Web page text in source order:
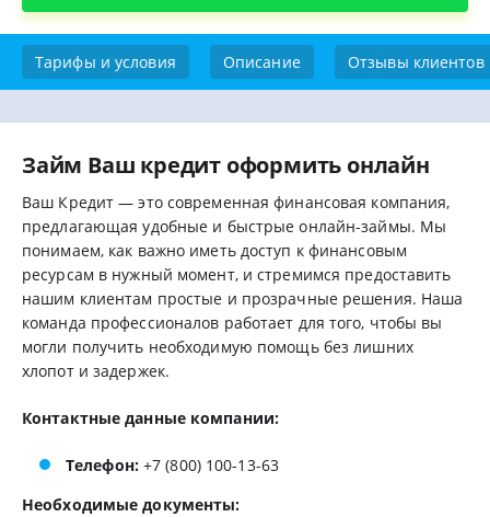
Тарифы и условия Описание Отзывы клиентов
Займ Ваш кредит оформить онлайн
Ваш Кредит — это современная финансовая компания,
предлагающая удобные и быстрые онлайн-займы. Мы
понимаем, как важно иметь доступ к финансовым
ресурсам в нужный момент, и стремимся предоставить
нашим клиентам простые и прозрачные решения. Наша
команда профессионалов работает для того, чтобы вы
могли получить необходимую помощь без лишних
хлопот и задержек.
Контактные данные компании:
Телефон:+7 (800) 100-13-63
Необходимые документы: